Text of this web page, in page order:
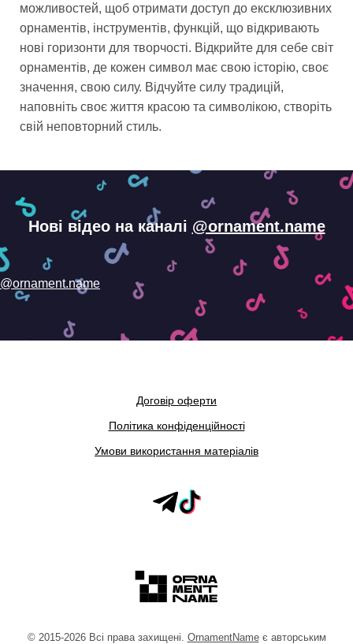
можливостей, щоб отримати доступ до ексклюзивних
орнаментів, інструментів, функцій, що відкривають
нові горизонти для творчості. Відкрийте для себе світ
орнаментів, де кожен символ має свою історію, своє
значення, свою силу. Відчуйте силу традицій,
наповніть своє життя красою та символікою, створіть
свій неповторний стиль.
Нові відео на каналі @ornament.name
@ornament.name
Договір оферти
Політика конфіденційності
Умови використання матеріалів
©2015-2026Всі права захищені. OrnamentNameє авторським